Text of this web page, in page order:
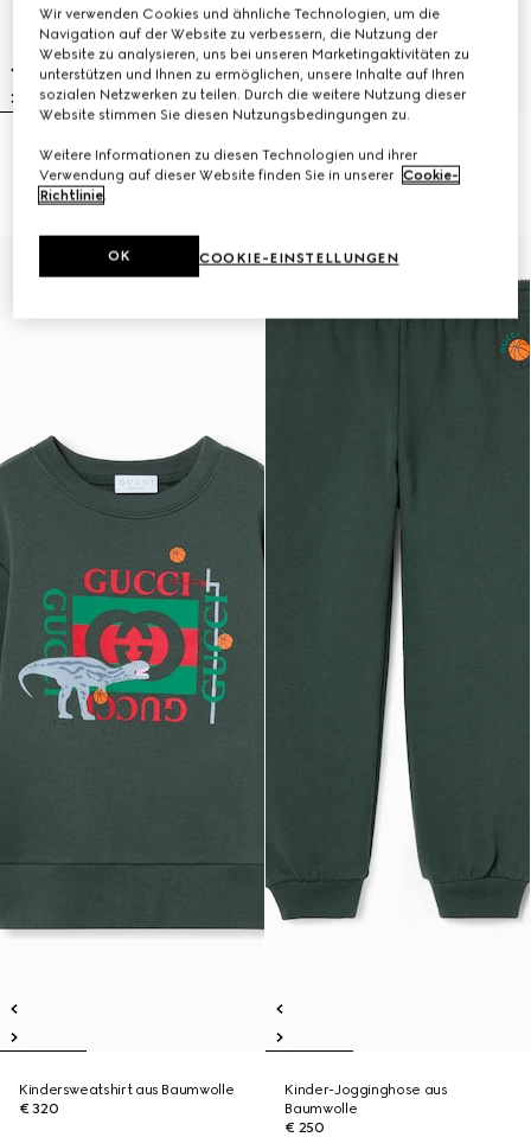
Kinder-Badeshorts aus Nylon mit
Print
€ 350
Kindersweatshirt aus Baumwolle
€ 320
Kindersweatshirt aus Baumwolle
€ 320
Kinder-Jogginghose aus
Baumwolle
€ 250
Wir verwenden Cookies und ähnliche Technologien, um die
Navigation auf der Website zu verbessern, die Nutzung der
Website zu analysieren, uns bei unseren Marketingaktivitäten zu
unterstützen und Ihnen zu ermöglichen, unsere Inhalte auf Ihren
sozialen Netzwerken zu teilen. Durch die weitere Nutzung dieser
Website stimmen Sie diesen Nutzungsbedingungen zu.
Weitere Informationen zu diesen Technologien und ihrer
Verwendung auf dieser Website finden Sie in unserer Cookie-
Richtlinie.
COOKIE-EINSTELLUNGEN
OK